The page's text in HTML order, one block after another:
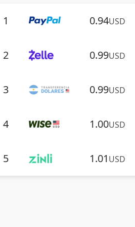
1 0.94USD
2 0.99USD
3 0.99USD
4 1.00USD
5 1.01 USD